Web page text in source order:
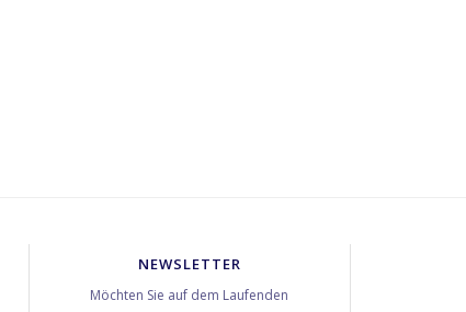
NEWSLETTER
Möchten Sie auf dem Laufenden